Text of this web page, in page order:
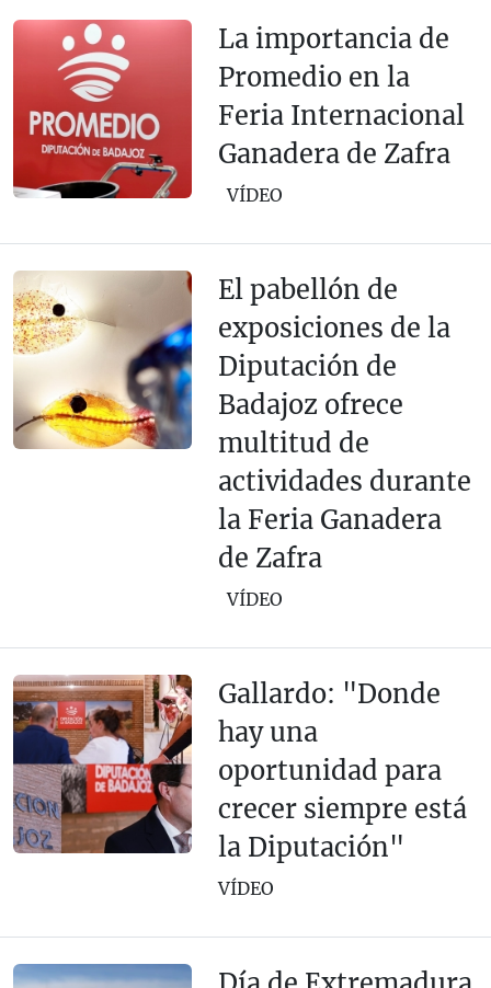
La importancia de
Promedio en la
Feria Internacional
Ganadera de Zafra
VÍDEO
El pabellón de
exposiciones de la
Diputación de
Badajoz ofrece
multitud de
actividades durante
la Feria Ganadera
de Zafra
VÍDEO
Gallardo: "Donde
hay una
oportunidad para
crecer siempre está
la Diputación"
VÍDEO